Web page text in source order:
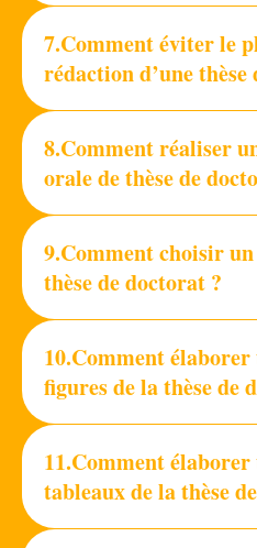
7.Comment éviter le
rédaction d’une
8.Comment réaliser
orale de thèse de
9.Comment choisir
thèse de doctorat ?
10.Comment élaborer
figures de la thèse de
11.Comment élaborer
tableaux de la thèse